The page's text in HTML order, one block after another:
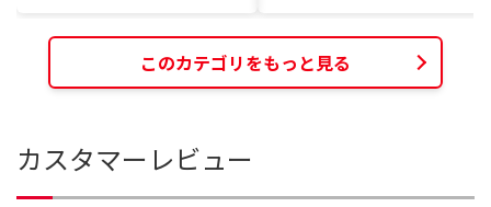
このカテゴリをもっと見る
カスタマーレビュー